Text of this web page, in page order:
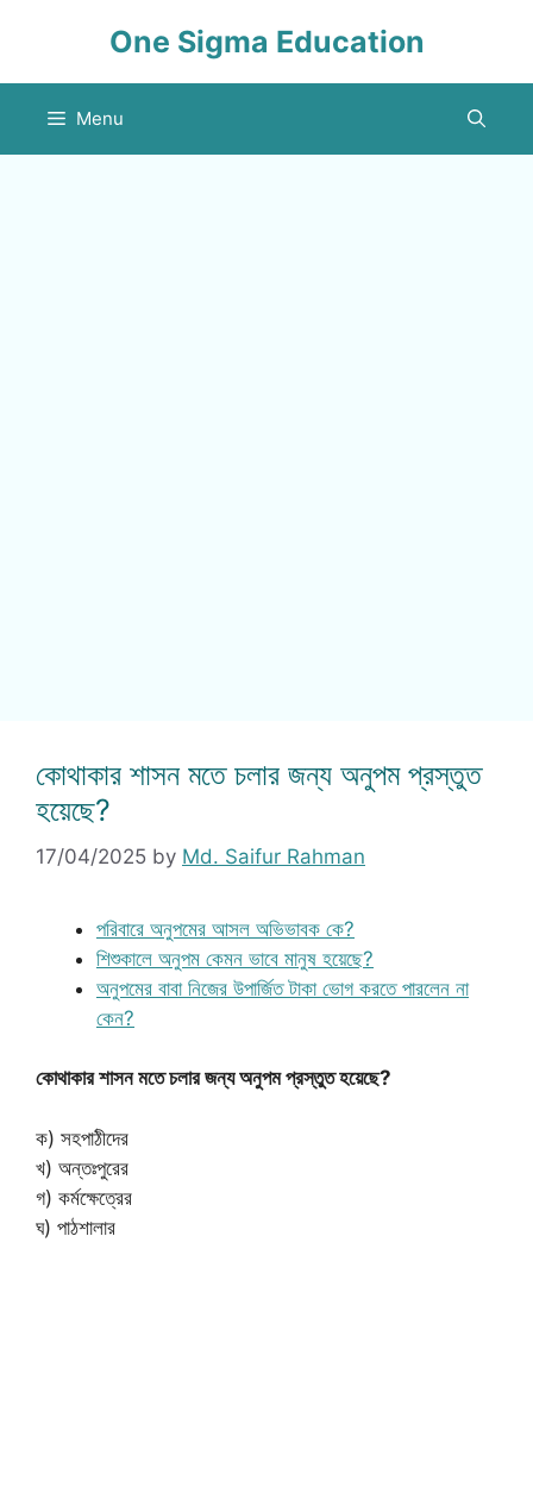
One Sigma Education
Menu
কোথাকার শাসন মতে চলার জন্য অনুপম প্রস্তুত
হয়েছে?
17/04/2025 by Md. Saifur Rahman
পরিবারে অনুপমের আসল অভিভাবক কে?
শিশুকালে অনুপম কেমন ভাবে মানুষ হয়েছে?
অনুপমের বাবা নিজের উপার্জিত টাকা ভোগ করতে পারলেন না
কেন?
কোথাকার শাসন মতে চলার জন্য অনুপম প্রস্তুত হয়েছে?
ক) সহপাঠীদের
খ) অন্তঃপুরের
গ) কর্মক্ষেত্রের
ঘ) পাঠশালার